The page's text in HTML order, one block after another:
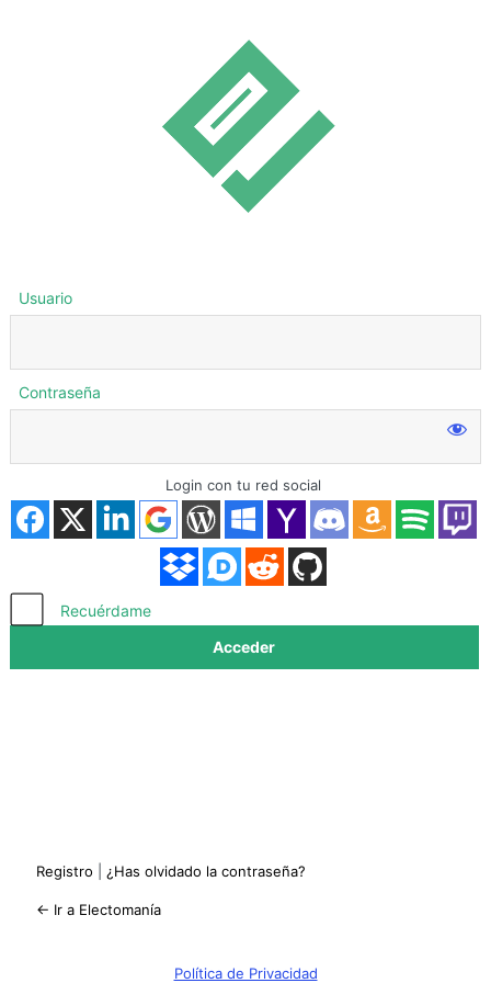
Acceder
Usuario
Contraseña
Login con tu red social
Recuérdame
Registro ¿Has olvidado la contraseña?
← Ir a Electomanía
Política de Privacidad